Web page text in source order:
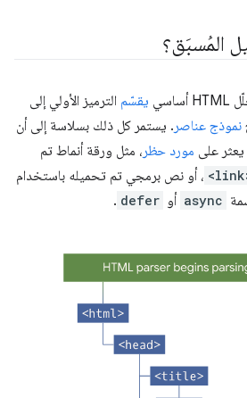
يقسّمالترميز الأولي إلى
عناصر. يستمر كل ذلك بسلاسة إلى أن
علىمورد حظر، مثل ورقة أنماط تم
، أو نص برمجي تم تحميله باستخدام
async أو defer
.